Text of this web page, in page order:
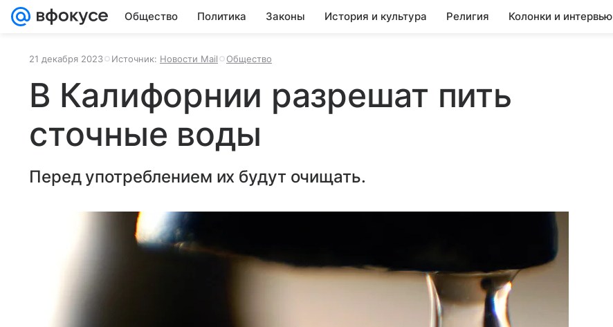
Общество Политика Законы История и культура Религия Колонки и интервью
21 декабря 2023 Источник: Новости Mail Общество
В Калифорнии разрешат пить
сточные воды
Перед употреблением их будут очищать.